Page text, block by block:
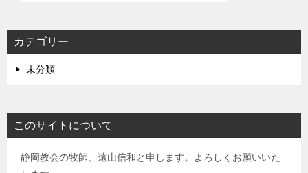
カテゴリー
未分類
このサイトについて
静岡教会の牧師、遠山信和と申します。よろしくお願いいた